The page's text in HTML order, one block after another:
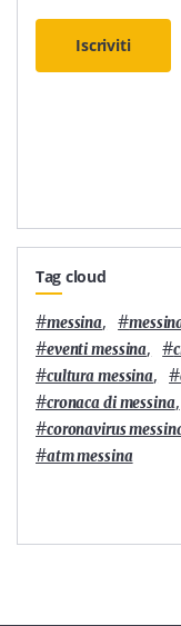
Iscriviti
Tag cloud
#messina, #
#eventi messina, #
#cultura messina, #
#cronaca di messina,
#coronavirus
#atm messina